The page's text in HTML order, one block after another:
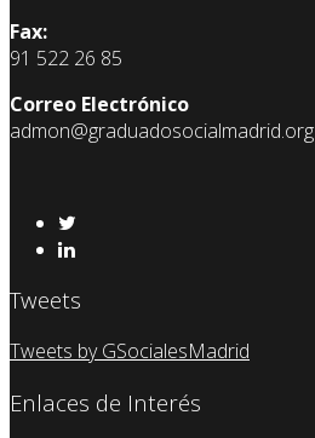
Fax:
91 522 26 85
Correo Electrónico
admon@graduadosocialmadrid.org
Tweets
Tweets by GSocialesMadrid
Enlaces de Interés